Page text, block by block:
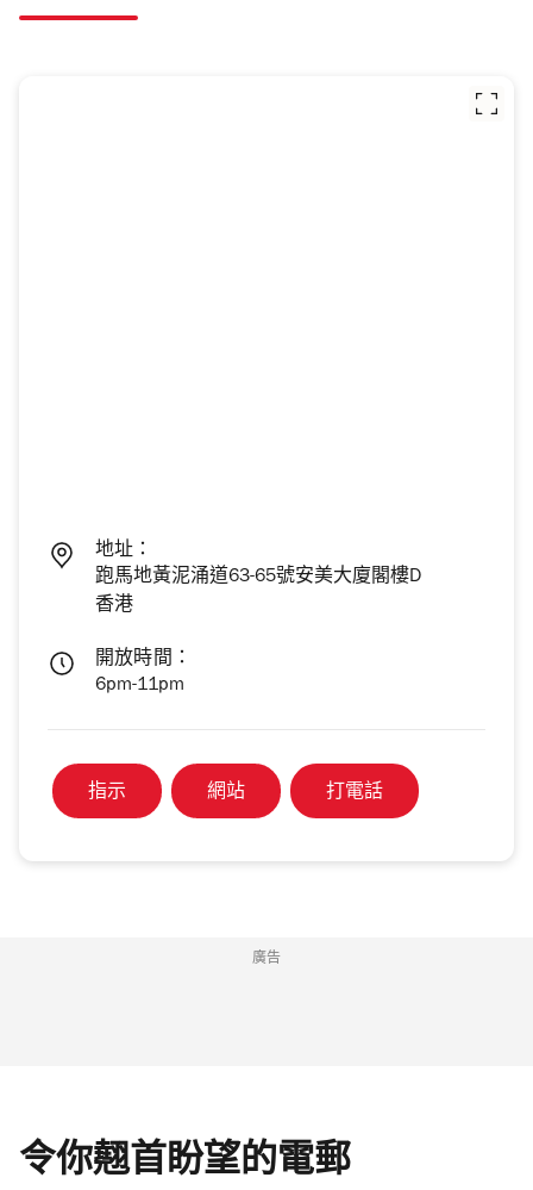
地址：
跑馬地黃泥涌道63-65號安美大廈閣樓D
香港
開放時間：
6pm-11pm
指示 網站 打電話
廣告
令你翹首盼望的電郵